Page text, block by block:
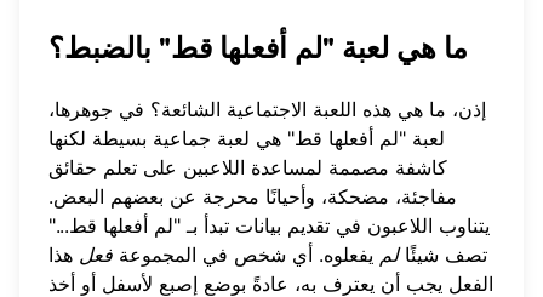
ما هي لعبة "لم أفعلها قط" بالضبط؟
إذن، ما هي هذه اللعبة الاجتماعية الشائعة؟ في جوهرها،
لعبة "لم أفعلها قط" هي لعبة جماعية بسيطة لكنها
كاشفة مصممة لمساعدة اللاعبين على تعلم حقائق
مفاجئة، مضحكة، وأحيانًا محرجة عن بعضهم البعض.
يتناوب اللاعبون في تقديم بيانات تبدأ بـ "لم أفعلها قط..."
تصف شيئًالم يفعلوه. أي شخص في المجموعة فعل هذا
الفعل يجب أن يعترف به، عادةً بوضع إصبع لأسفل أو أخذ